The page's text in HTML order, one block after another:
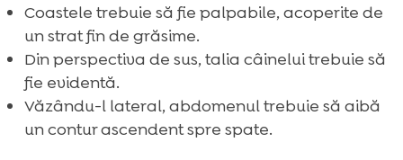
Coastele trebuie să fie palpabile, acoperite de
un strat fin de grăsime.
Din perspectiva de sus, talia câinelui trebuie să
fie evidentă.
Văzându-l lateral, abdomenul trebuie să aibă
un contur ascendent spre spate.